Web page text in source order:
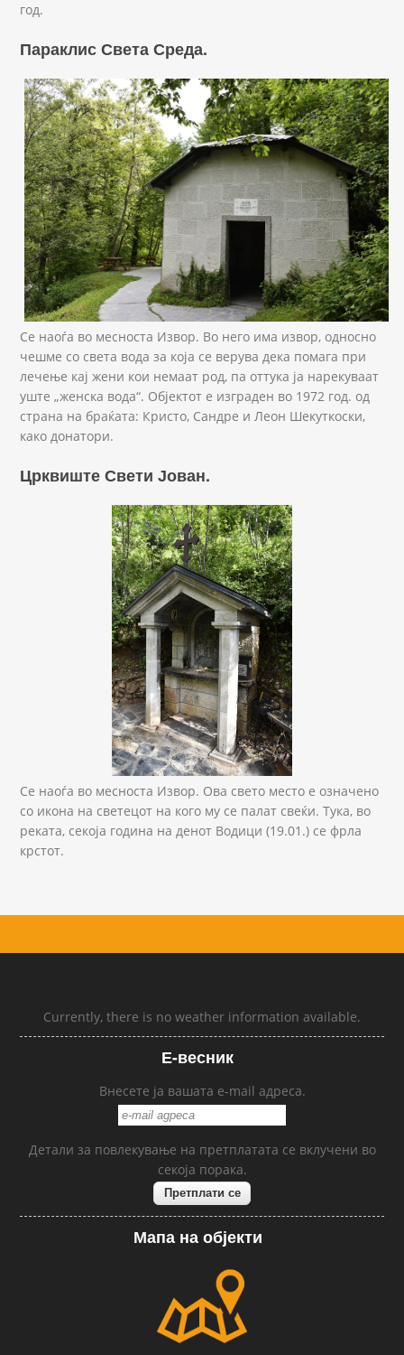
год.
Параклис Света Среда.
Rusa Sreda.JPG
Се наоѓа во месноста Извор. Во него има извор, односно
чешме со света вода за која се верува дека помага при
лечење кај жени кои немаат род, па оттука ја нарекуваат
уште „женска вода“. Објектот е изграден во 1972 год. од
страна на браќата: Кристо, Сандре и Леон Шекуткоски,
како донатори.
Црквиште Свети Јован.
Sv Jovan.JPG
Се наоѓа во месноста Извор. Ова свето место е означено
со икона на светецот на кого му се палат свеќи. Тука, во
реката, секоја година на денот Водици (19.01.) се фрла
крстот.
Currently, there is no weather information available.
Е-весник
Внесете ја вашата e-mail адреса.
Детали за повлекување на претплатата се вклучени во
секоја порака.
Мапа на објекти